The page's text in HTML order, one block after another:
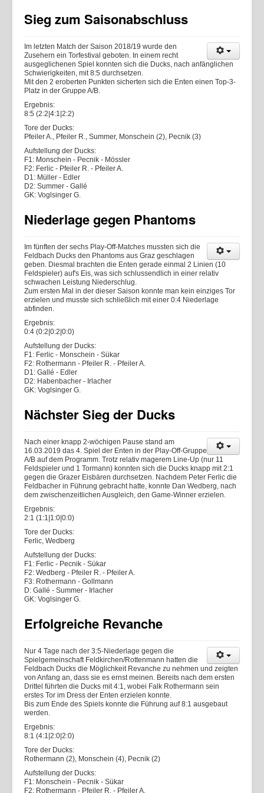
Sieg zum Saisonabschluss
Im letzten Match der Saison 2018/19 wurde den
Zusehern ein Torfestival geboten. In einem recht
ausgeglichenen Spiel konnten sich die Ducks, nach anfänglichen
Schwierigkeiten, mit 8:5 durchsetzen.
Mit den 2 eroberten Punkten sicherten sich die Enten einen Top-3-
Platz in der Gruppe A/B.
Ergebnis:
8:5 (2:2|4:1|2:2)
Tore der Ducks:
Pfeiler A., Pfeiler R., Summer, Monschein (2), Pecnik (3)
Aufstellung der Ducks:
F1: Monschein - Pecnik - Mössler
F2: Ferlic - Pfeiler R. - Pfeiler A.
D1: Müller - Edler
D2: Summer - Gallé
GK: Voglsinger G.
Niederlage gegen Phantoms
Im fünften der sechs Play-Off-Matches mussten sich die
Feldbach Ducks den Phantoms aus Graz geschlagen
geben. Diesmal brachten die Enten gerade einmal 2 Linien (10
Feldspieler) auf's Eis, was sich schlussendlich in einer relativ
schwachen Leistung Niederschlug.
Zum ersten Mal in der dieser Saison konnte man kein einziges Tor
erzielen und musste sich schließlich mit einer 0:4 Niederlage
abfinden.
Ergebnis:
0:4 (0:2|0:2|0:0)
Aufstellung der Ducks:
F1: Ferlic - Monschein - Sükar
F2: Rothermann - Pfeiler R. - Pfeiler A.
D1: Gallé - Edler
D2: Habenbacher - Irlacher
GK: Voglsinger G.
Nächster Sieg der Ducks
Nach einer knapp 2-wöchigen Pause stand am
16.03.2019 das 4. Spiel der Enten in der Play-Off-Gruppe
A/B auf dem Programm. Trotz relativ magerem Line-Up (nur 11
Feldspieler und 1 Tormann) konnten sich die Ducks knapp mit 2:1
gegen die Grazer Eisbären durchsetzen. Nachdem Peter Ferlic die
Feldbacher in Führung gebracht hatte, konnte Dan Wedberg, nach
dem zwischenzeitlichen Ausgleich, den Game-Winner erzielen.
Ergebnis:
2:1 (1:1|1:0|0:0)
Tore der Ducks:
Ferlic, Wedberg
Aufstellung der Ducks:
F1: Ferlic - Pecnik - Sükar
F2: Wedberg - Pfeiler R. - Pfeiler A.
F3: Rothermann - Gollmann
D: Gallé - Summer - Irlacher
GK: Voglsinger G.
Erfolgreiche Revanche
Nur 4 Tage nach der 3:5-Niederlage gegen die
Spielgemeinschaft Feldkirchen/Rottenmann hatten die
Feldbach Ducks die Möglichkeit Revanche zu nehmen und zeigten
von Anfang an, dass sie es ernst meinen. Bereits nach dem ersten
Drittel führten die Ducks mit 4:1, wobei Falk Rothermann sein
erstes Tor im Dress der Enten erzielen konnte.
Bis zum Ende des Spiels konnte die Führung auf 8:1 ausgebaut
werden.
Ergebnis:
8:1 (4:1|2:0|2:0)
Tore der Ducks:
Rothermann (2), Monschein (4), Pecnik (2)
Aufstellung der Ducks:
F1: Monschein - Pecnik - Sükar
F2: Rothermann - Pfeiler R. - Pfeiler A.